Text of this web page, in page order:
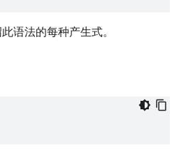
语法的每种产生式。